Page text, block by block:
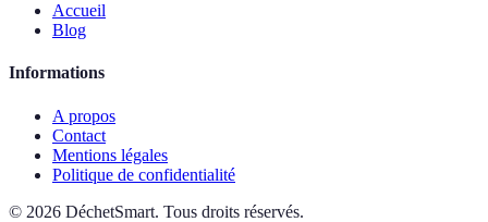
Accueil
Blog
Informations
A propos
Contact
Mentions légales
Politique de confidentialité
© 2026 DéchetSmart. Tous droits réservés.